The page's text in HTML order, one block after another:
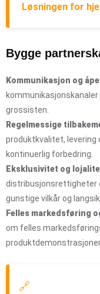
Løsningen for
Bygge
Kommunikasjon og
grossisten.
Regelmessige
produktkvalitet,
kontinuerlig forbedring.
Eksklusivitet og
distribusjonsrettigheter
gunstige vilkår og
Felles markedsføring
om felles
🔗